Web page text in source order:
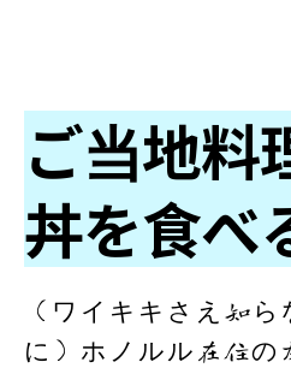
ご当地料
丼を食べ
（ワイキキさえ知
に）ホノルル在住の